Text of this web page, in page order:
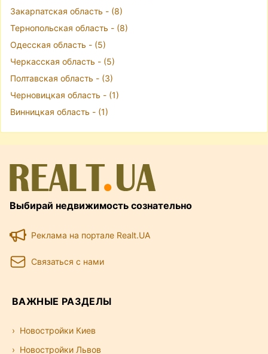
Закарпатская область - (8)
Тернопольская область - (8)
Одесская область - (5)
Черкасская область - (5)
Полтавская область - (3)
Черновицкая область - (1)
Винницкая область - (1)
Выбирай недвижимость сознательно
Реклама на портале Realt.UA
Связаться с нами
ВАЖНЫЕ РАЗДЕЛЫ
Новостройки Киев
Новостройки Львов